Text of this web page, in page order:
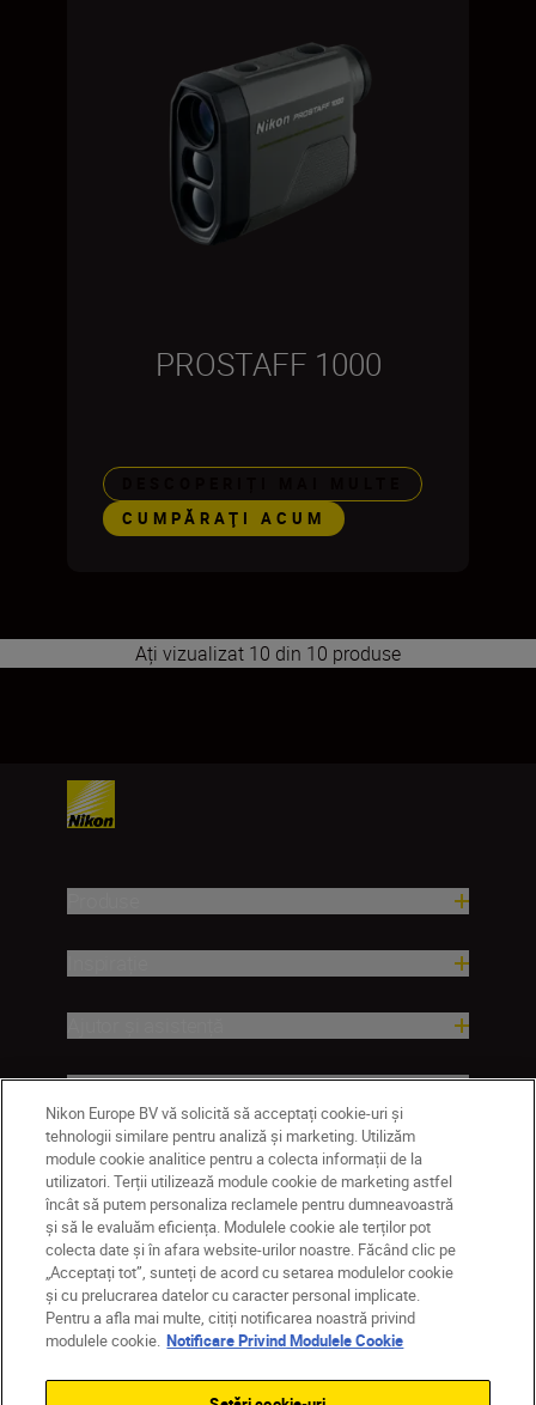
PROSTAFF 1000
CUMPĂRAŢI ACUM
Ați vizualizat 10 din 10 produse
Companie
MD Nikon Sites
Contactaţi-ne
Politică de confidențialitate
Termeni de utilizare
Nikon Europe BV vă solicită să acceptați cookie-uri și
tehnologii similare pentru analiză și marketing. Utilizăm
module cookie analitice pentru a colecta informații de la
utilizatori. Terții utilizează module cookie de marketing astfel
încât să putem personaliza reclamele pentru dumneavoastră
și să le evaluăm eficiența. Modulele cookie ale terților pot
colecta date și în afara website-urilor noastre. Făcând clic pe
„Acceptați tot”, sunteți de acord cu setarea modulelor cookie
și cu prelucrarea datelor cu caracter personal implicate.
Pentru a afla mai multe, citiți notificarea noastră privind
modulele cookie. Notificare Privind Modulele Cookie